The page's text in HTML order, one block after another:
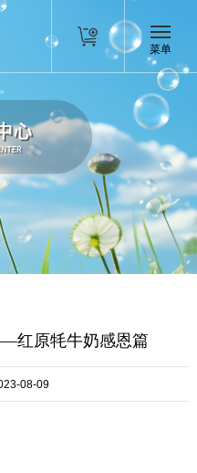
菜单
红原牦牛奶感恩篇
08-09